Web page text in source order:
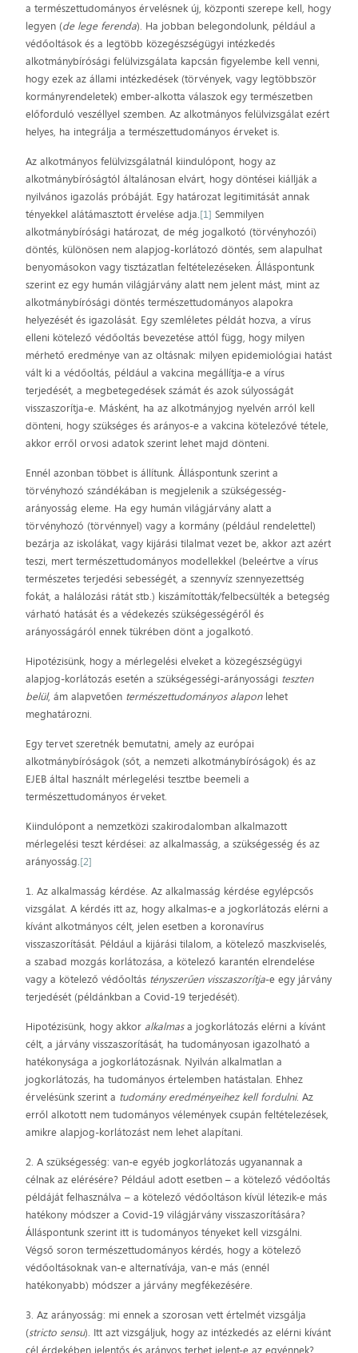
a természettudományos érvelésnek új, központi szerepe kell, hogy
legyen (de lege ferenda). Ha jobban belegondolunk, például a
védőoltások és a legtöbb közegészségügyi intézkedés
alkotmánybírósági felülvizsgálata kapcsán figyelembe kell venni,
hogy ezek az állami intézkedések (törvények, vagy legtöbbször
kormányrendeletek) ember-alkotta válaszok egy természetben
előforduló veszéllyel szemben. Az alkotmányos felülvizsgálat ezért
helyes, ha integrálja a természettudományos érveket is.
Az alkotmányos felülvizsgálatnál kiindulópont, hogy az
alkotmánybíróságtól általánosan elvárt, hogy döntései kiállják a
nyilvános igazolás próbáját. Egy határozat legitimitását annak
tényekkel alátámasztott érvelése adja.[1] Semmilyen
alkotmánybírósági határozat, de még jogalkotó (törvényhozói)
döntés, különösen nem alapjog-korlátozó döntés, sem alapulhat
benyomásokon vagy tisztázatlan feltételezéseken. Álláspontunk
szerint ez egy humán világjárvány alatt nem jelent mást, mint az
alkotmánybírósági döntés természettudományos alapokra
helyezését és igazolását. Egy szemléletes példát hozva, a vírus
elleni kötelező védőoltás bevezetése attól függ, hogy milyen
mérhető eredménye van az oltásnak: milyen epidemiológiai hatást
vált ki a védőoltás, például a vakcina megállítja-e a vírus
terjedését, a megbetegedések számát és azok súlyosságát
visszaszorítja-e. Másként, ha az alkotmányjog nyelvén arról kell
dönteni, hogy szükséges és arányos-e a vakcina kötelezővé tétele,
akkor erről orvosi adatok szerint lehet majd dönteni.
Ennél azonban többet is állítunk. Álláspontunk szerint a
törvényhozó szándékában is megjelenik a szükségesség-
arányosság eleme. Ha egy humán világjárvány alatt a
törvényhozó (törvénnyel) vagy a kormány (például rendelettel)
bezárja az iskolákat, vagy kijárási tilalmat vezet be, akkor azt azért
teszi, mert természettudományos modellekkel (beleértve a vírus
természetes terjedési sebességét, a szennyvíz szennyezettség
fokát, a halálozási rátát stb.) kiszámították/felbecsülték a betegség
várható hatását és a védekezés szükségességéről és
arányosságáról ennek tükrében dönt a jogalkotó.
Hipotézisünk, hogy a mérlegelési elveket a közegészségügyi
alapjog-korlátozás esetén a szükségességi-arányossági teszten
belül, ám alapvetően természettudományos alaponlehet
meghatározni.
Egy tervet szeretnék bemutatni, amely az európai
alkotmánybíróságok (sőt, a nemzeti alkotmánybíróságok) és az
EJEB által használt mérlegelési tesztbe beemeli a
természettudományos érveket.
Kiindulópont a nemzetközi szakirodalomban alkalmazott
mérlegelési teszt kérdései: az alkalmasság, a szükségesség és az
arányosság.[2]
1. Az alkalmasság kérdése. Az alkalmasság kérdése egylépcsős
vizsgálat. A kérdés itt az, hogy alkalmas-e a jogkorlátozás elérni a
kívánt alkotmányos célt, jelen esetben a koronavírus
visszaszorítását. Például a kijárási tilalom, a kötelező maszkviselés,
a szabad mozgás korlátozása, a kötelező karantén elrendelése
vagy a kötelező védőoltás tényszerűen visszaszorítja-e egy járvány
terjedését (példánkban a Covid-19 terjedését).
Hipotézisünk, hogy akkor alkalmasa jogkorlátozás elérni a kívánt
célt, a járvány visszaszorítását, ha tudományosan igazolható a
hatékonysága a jogkorlátozásnak. Nyilván alkalmatlan a
jogkorlátozás, ha tudományos értelemben hatástalan. Ehhez
érvelésünk szerint a tudomány eredményeihez kell fordulni. Az
erről alkotott nem tudományos vélemények csupán feltételezések,
amikre alapjog-korlátozást nem lehet alapítani.
2. A szükségesség: van-e egyéb jogkorlátozás ugyanannak a
célnak az elérésére? Például adott esetben – a kötelező védőoltás
példáját felhasználva – a kötelező védőoltáson kívül létezik-e más
hatékony módszer a Covid-19 világjárvány visszaszorítására?
Álláspontunk szerint itt is tudományos tényeket kell vizsgálni.
Végső soron természettudományos kérdés, hogy a kötelező
védőoltásoknak van-e alternatívája, van-e más (ennél
hatékonyabb) módszer a járvány megfékezésére.
3. Az arányosság: mi ennek a szorosan vett értelmét vizsgálja
(stricto sensu). Itt azt vizsgáljuk, hogy az intézkedés az elérni kívánt
cél érdekében jelentős és arányos terhet jelent-e az egyénnek?